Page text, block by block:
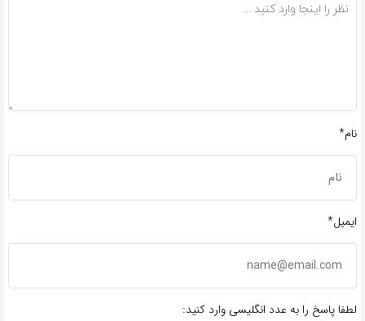
نام*
ایمیل*
لطفا پاسخ را به عدد انگلیسی وارد کنید: